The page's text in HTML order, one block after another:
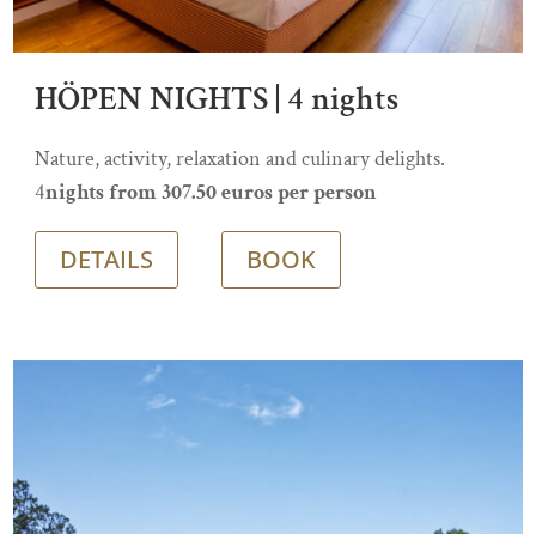
HÖPEN NIGHTS | 4 nights
Nature, activity, relaxation and culinary delights.
4nights from 307.50 euros per person
DETAILS BOOK